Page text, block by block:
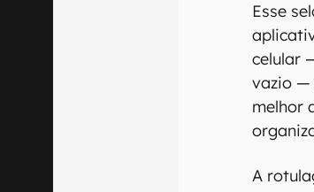
Esse
celular
vazio —
melhor
A